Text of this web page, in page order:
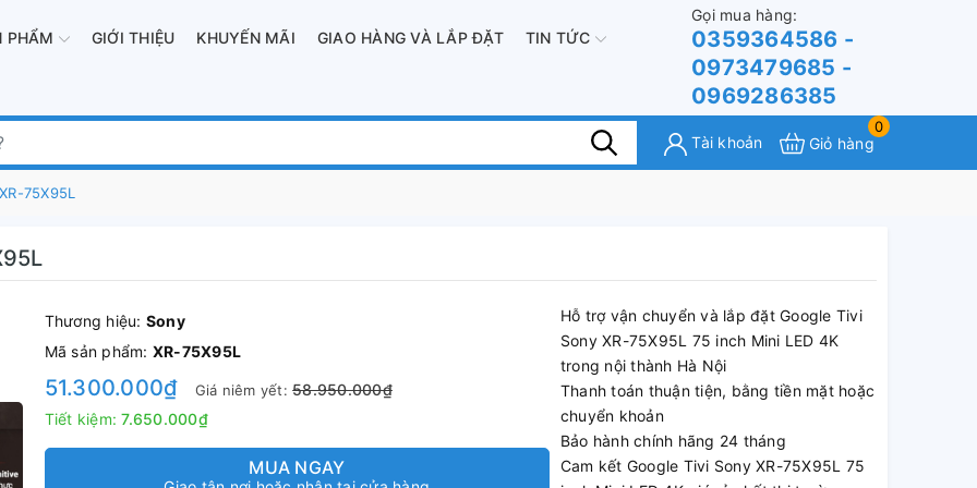
PHẨM GIỚI THIỆU KHUYẾN MÃI GIAO HÀNG VÀ LẮP ĐẶT TIN TỨC
Gọi mua hàng:
0359364586 -
0973479685 -
0969286385
Tài khoản
0
Giỏ hàng
75X95L
Thương hiệu: Sony
Mã sản phẩm: XR-75X95L
51.300.000₫ Giá niêm yết:58.950.000₫
Tiết kiệm:7.650.000₫
MUA NGAY
Hỗ trợ vận chuyển và lắp đặt Google Tivi
Sony XR-75X95L 75 inch Mini LED 4K
trong nội thành Hà Nội
Thanh toán thuận tiện, bằng tiền mặt hoặc
chuyển khoản
Bảo hành chính hãng 24 tháng
Cam kết Google Tivi Sony XR-75X95L 75